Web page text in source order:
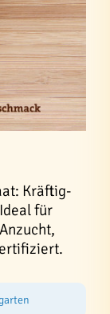
Kräftig-
für